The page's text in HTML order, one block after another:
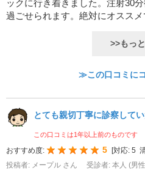
ックに行き着きました。注射30
過ごせられます。絶対にオススメ
>>もっ
≫この口コミに
とても親切丁寧に診察して
この口コミは1年以上前のものです
おすすめ度: 5 [対応: 5
投稿者: メープル さん
受診者: 本人 (男